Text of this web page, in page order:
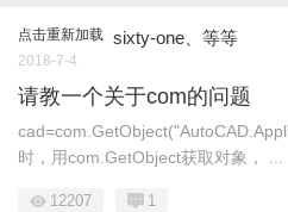
点击重新加载 sixty-one、等等
2018-7-4
请教一个关于com的问题
时，用com.GetObject获取对象， ...
12207 1